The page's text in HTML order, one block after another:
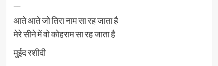
आते आते जो तिरा नाम सा रह जाता है
मेरे सीने में वो कोहराम सा रह जाता है
मुईद रशीदी